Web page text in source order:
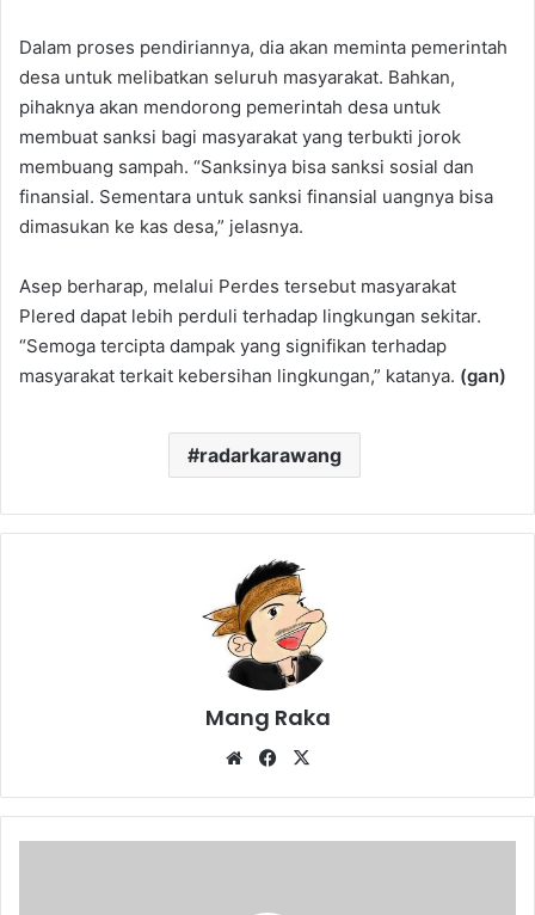
Dalam proses pendiriannya, dia akan meminta pemerintah
desa untuk melibatkan seluruh masyarakat. Bahkan,
pihaknya akan mendorong pemerintah desa untuk
membuat sanksi bagi masyarakat yang terbukti jorok
membuang sampah. “Sanksinya bisa sanksi sosial dan
finansial. Sementara untuk sanksi finansial uangnya bisa
dimasukan ke kas desa,” jelasnya.
Asep berharap, melalui Perdes tersebut masyarakat
Plered dapat lebih perduli terhadap lingkungan sekitar.
“Semoga tercipta dampak yang signifikan terhadap
masyarakat terkait kebersihan lingkungan,” katanya. (gan)
radarkarawang
Mang Raka
WebsiteFacebook